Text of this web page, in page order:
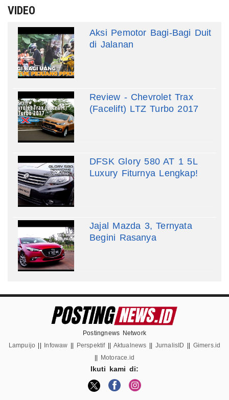
VIDEO
Aksi Pemotor Bagi-Bagi Duit
di Jalanan
Review - Chevrolet Trax
(Facelift) LTZ Turbo 2017
DFSK Glory 580 AT 1 5L
Luxury Fiturnya Lengkap!
Jajal Mazda 3, Ternyata
Begini Rasanya
Postingnews Network
Lampuijo
Infowaw Perspektif|| Aktualnews JurnalisID
Gimers.id
Motorace.id
Ikuti kami di: